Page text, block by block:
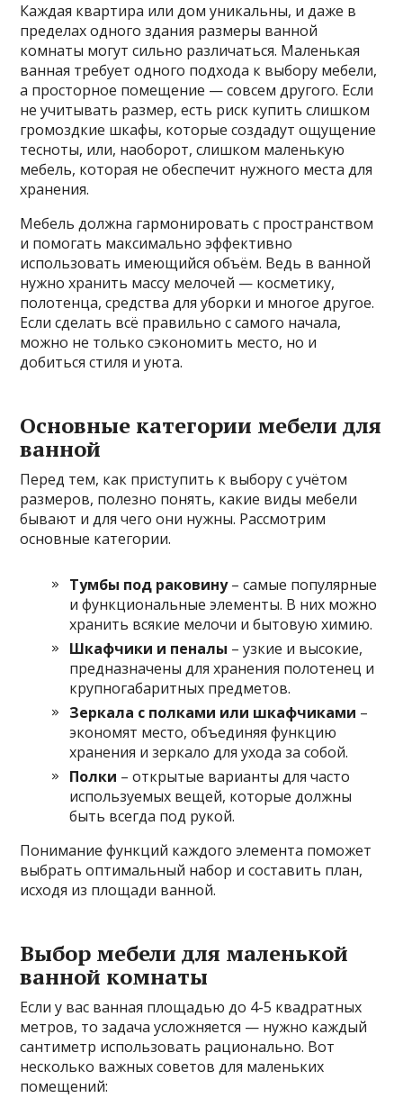
Каждая квартира или дом уникальны, и даже в
пределах одного здания размеры ванной
комнаты могут сильно различаться. Маленькая
ванная требует одного подхода к выбору мебели,
а просторное помещение — совсем другого. Если
не учитывать размер, есть риск купить слишком
громоздкие шкафы, которые создадут ощущение
тесноты, или, наоборот, слишком маленькую
мебель, которая не обеспечит нужного места для
хранения.
Мебель должна гармонировать с пространством
и помогать максимально эффективно
использовать имеющийся объём. Ведь в ванной
нужно хранить массу мелочей — косметику,
полотенца, средства для уборки и многое другое.
Если сделать всё правильно с самого начала,
можно не только сэкономить место, но и
добиться стиля и уюта.
Основные категории мебели для
ванной
Перед тем, как приступить к выбору с учётом
размеров, полезно понять, какие виды мебели
бывают и для чего они нужны. Рассмотрим
основные категории.
Тумбы под раковину– самые популярные
и функциональные элементы. В них можно
хранить всякие мелочи и бытовую химию.
Шкафчики и пеналы – узкие и высокие,
предназначены для хранения полотенец и
крупногабаритных предметов.
Зеркала с полками или шкафчиками –
экономят место, объединяя функцию
хранения и зеркало для ухода за собой.
Полки – открытые варианты для часто
используемых вещей, которые должны
быть всегда под рукой.
Понимание функций каждого элемента поможет
выбрать оптимальный набор и составить план,
исходя из площади ванной.
Выбор мебели для маленькой
ванной комнаты
Если у вас ванная площадью до 4-5 квадратных
метров, то задача усложняется — нужно каждый
сантиметр использовать рационально. Вот
несколько важных советов для маленьких
помещений: